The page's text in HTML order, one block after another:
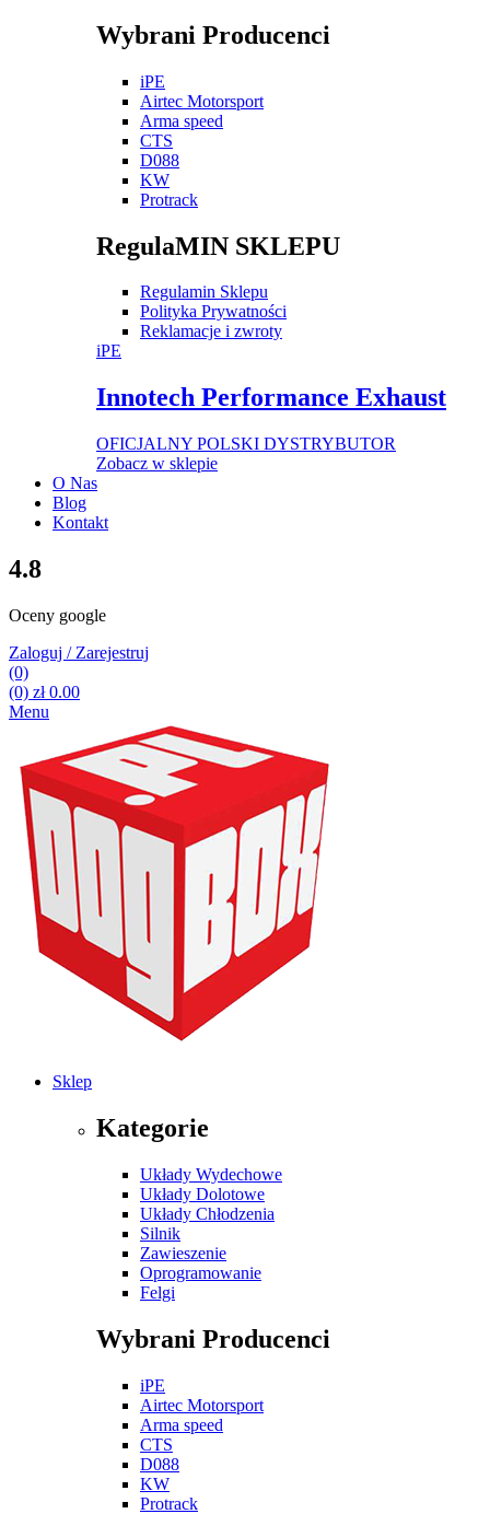
Wybrani Producenci
iPE
Airtec Motorsport
Arma speed
CTS
D088
KW
Protrack
RegulaMIN SKLEPU
Regulamin Sklepu
Polityka Prywatności
Reklamacje i zwroty
iPE
Innotech Performance Exhaust
OFICJALNY POLSKI DYSTRYBUTOR
Zobacz w sklepie
O Nas
Blog
Kontakt
4.8
Oceny google
Zaloguj / Zarejestruj
(0)
(0) zł0.00
Menu
Sklep
Kategorie
Układy Wydechowe
Układy Dolotowe
Układy Chłodzenia
Silnik
Zawieszenie
Oprogramowanie
Felgi
Wybrani Producenci
iPE
Airtec Motorsport
Arma speed
CTS
D088
KW
Protrack